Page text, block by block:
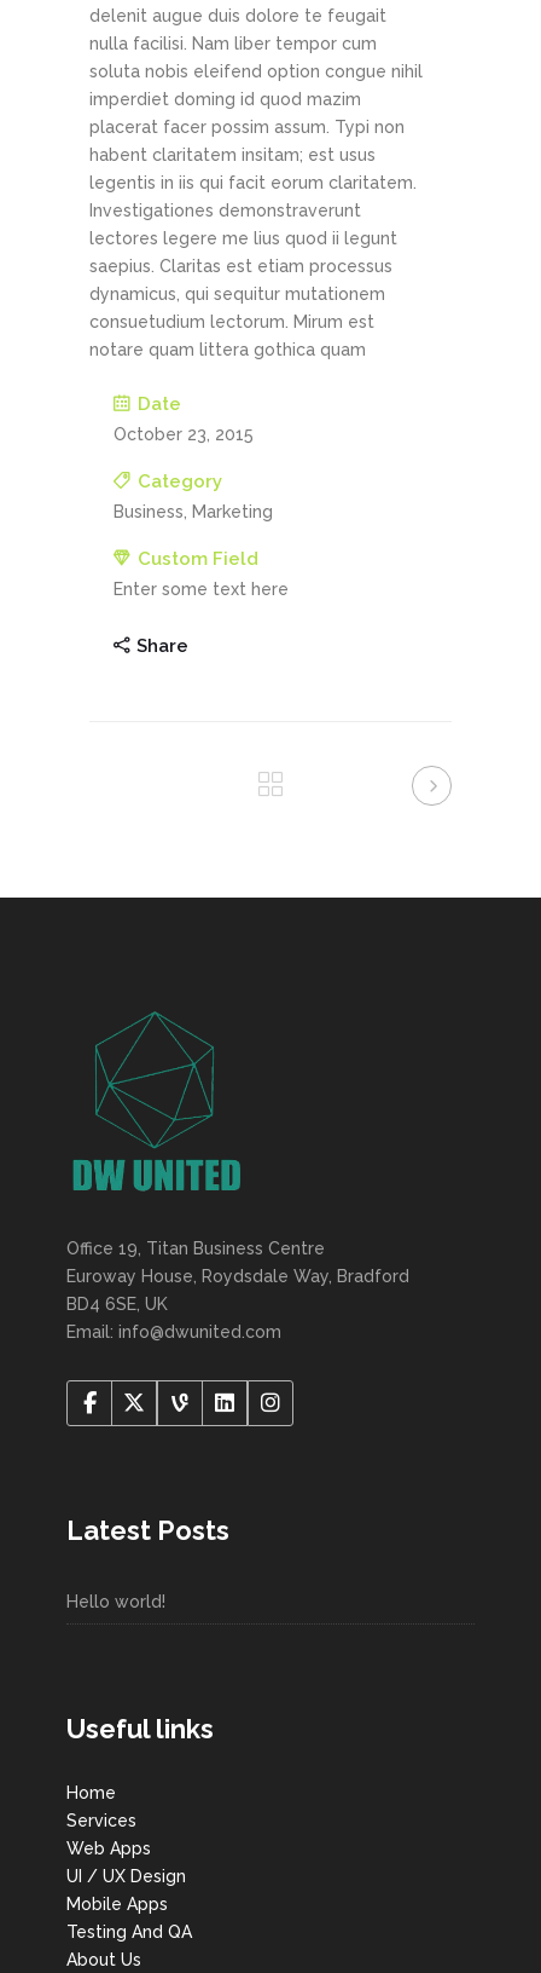
delenit augue duis dolore te feugait
nulla facilisi. Nam liber tempor cum
soluta nobis eleifend option congue nihil
imperdiet doming id quod mazim
placerat facer possim assum. Typi non
habent claritatem insitam; est usus
legentis in iis qui facit eorum claritatem.
Investigationes demonstraverunt
lectores legere me lius quod ii legunt
saepius. Claritas est etiam processus
dynamicus, qui sequitur mutationem
consuetudium lectorum. Mirum est
notare quam littera gothica quam
Date
October 23, 2015
Category
Business, Marketing
Custom Field
Enter some text here
Share
Office 19, Titan Business Centre
Euroway House, Roydsdale Way, Bradford
BD4 6SE, UK
Email: info@dwunited.com
Latest Posts
Hello world!
Useful links
Home
Services
Web Apps
UI / UX Design
Mobile Apps
Testing And QA
About Us